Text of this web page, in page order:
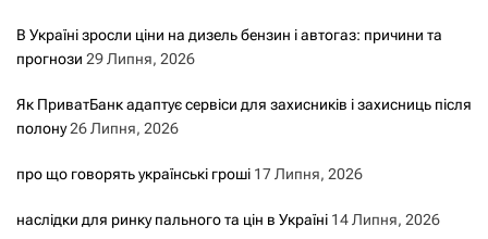
а
п
В Україні зросли ціни на дизель бензин і автогаз: причини та
прогнози 29 Липня, 2026
Як ПриватБанк адаптує сервіси для захисників і захисниць після
полону26 Липня, 2026
про що говорять українські гроші 17 Липня, 2026
наслідки для ринку пального та цін в Україні 14 Липня, 2026